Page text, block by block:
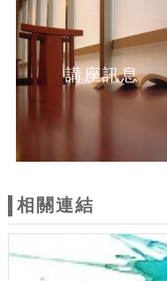
講座訊息
相關連結